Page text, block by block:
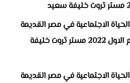
الاجتماعية في مصر القديمة
جزء 2) اولى ثانوي الترم الاول 2022 مستر ثروت خليفة
الاجتماعية في مصر القديمة